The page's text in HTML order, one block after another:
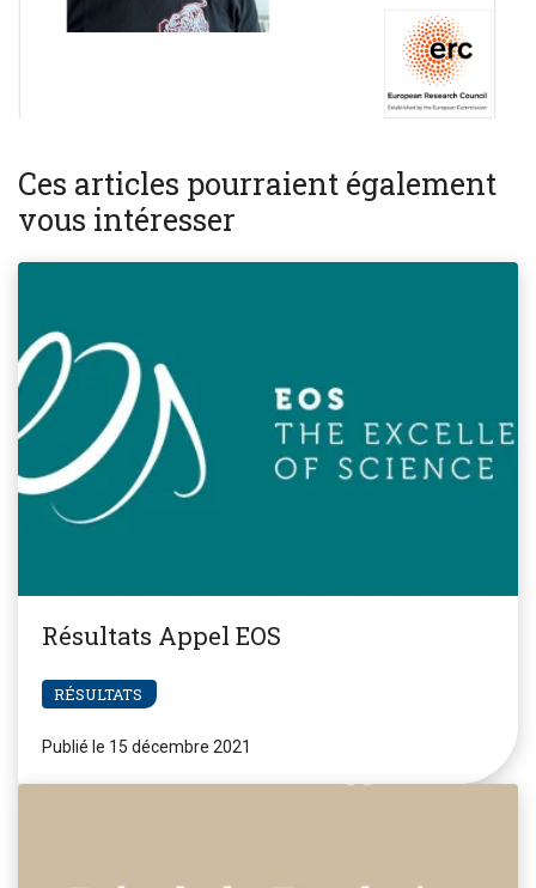
Ces articles pourraient également
vous intéresser
Résultats Appel EOS
RÉSULTATS
Publié le 15 décembre 2021